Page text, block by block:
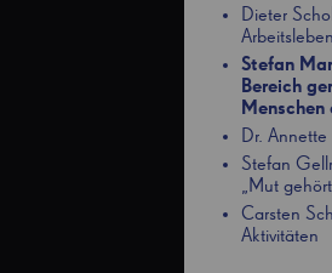
Dieter
Arbeitsleben
Stefan
Bereich
Dr.
Stefan
„Mut
Carsten
Aktivitäten